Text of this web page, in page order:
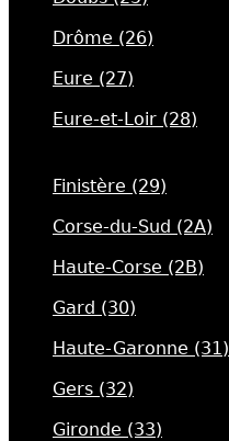
Drôme (26)
Eure (27)
Eure-et-Loir (28)
Finistère (29)
Corse-du-Sud (2A)
Haute-Corse (2B)
Gard (30)
Haute-Garonne (31)
Gers (32)
Gironde (33)